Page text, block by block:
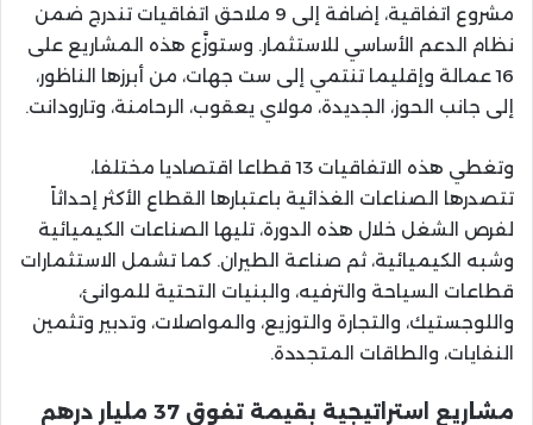
مشروع اتفاقية، إضافة إلى 9 ملاحق اتفاقيات تندرج ضمن
نظام الدعم الأساسي للاستثمار. وستوزَّع هذه المشاريع على
16 عمالة وإقليما تنتمي إلى ست جهات، من أبرزها الناظور،
إلى جانب الحوز، الجديدة، مولاي يعقوب، الرحامنة، وتارودانت.
وتغطي هذه الاتفاقيات 13 قطاعا اقتصاديا مختلفا،
تتصدرها الصناعات الغذائية باعتبارها القطاع الأكثر إحداثاً
لفرص الشغل خلال هذه الدورة، تليها الصناعات الكيميائية
وشبه الكيميائية، ثم صناعة الطيران. كما تشمل الاستثمارات
قطاعات السياحة والترفيه، والبنيات التحتية للموانئ،
واللوجستيك، والتجارة والتوزيع، والمواصلات، وتدبير وتثمين
النفايات، والطاقات المتجددة.
مشاريع استراتيجية بقيمة تفوق 37 مليار درهم